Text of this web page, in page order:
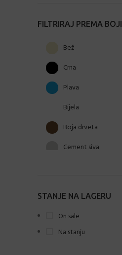
FILTRIRAJ PREMA BOJI
Bež
Crna
Plava
Bijela
Boja drveta
Cement siva
STANJE NA LAGERU
On sale
Na stanju